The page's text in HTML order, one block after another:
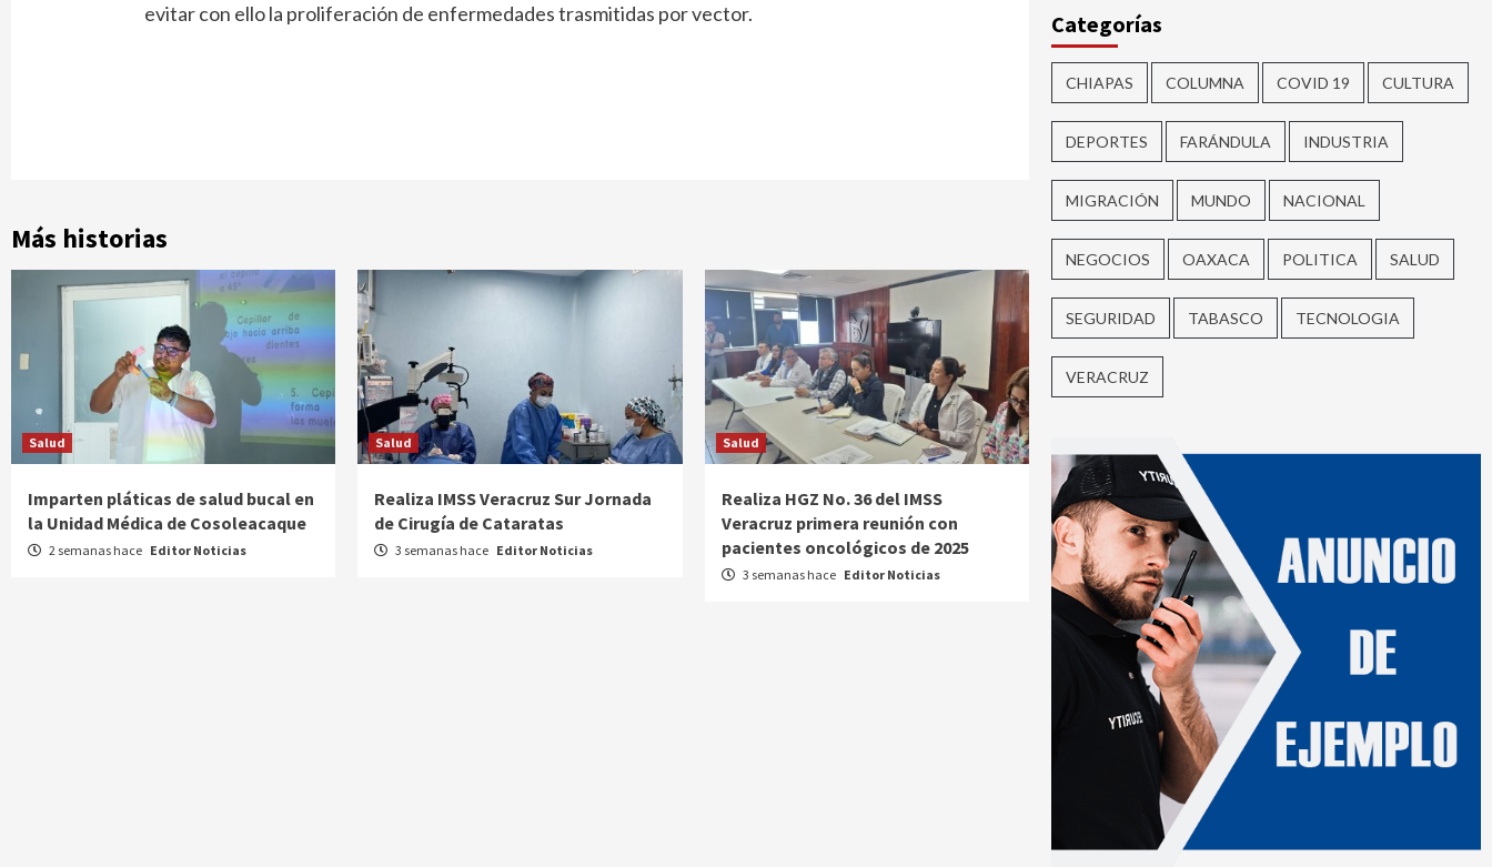
evitar con ello la proliferación de enfermedades trasmitidas por vector.
Más historias
Salud
Imparten pláticas de salud bucal en
la Unidad Médica de Cosoleacaque
2 semanas hace Editor Noticias
Salud
Realiza IMSS Veracruz Sur Jornada
de Cirugía de Cataratas
3 semanas hace Editor Noticias
Salud
Realiza HGZ No. 36 del IMSS
Veracruz primera reunión con
pacientes oncológicos de 2025
3 semanas hace Editor Noticias
Categorías
CHIAPAS COLUMNA COVID 19 CULTURA
DEPORTES FARÁNDULA INDUSTRIA
MIGRACIÓN MUNDO NACIONAL
NEGOCIOS OAXACA POLITICA SALUD
SEGURIDAD TABASCO TECNOLOGIA
VERACRUZ